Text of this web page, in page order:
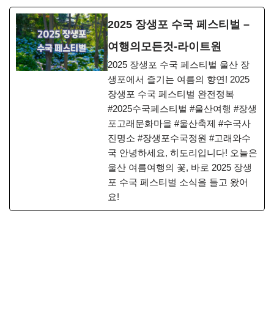
2025 장생포 수국 페스티벌 –
여행의모든것-라이트원
2025 장생포 수국 페스티벌 울산 장
생포에서 즐기는 여름의 향연! 2025
장생포 수국 페스티벌 완전정복
#2025수국페스티벌 #울산여행 #장생
포고래문화마을 #울산축제 #수국사
진명소 #장생포수국정원 #고래와수
국 안녕하세요, 히도리입니다! 오늘은
울산 여름여행의 꽃, 바로 2025 장생
포 수국 페스티벌 소식을 들고 왔어
요!